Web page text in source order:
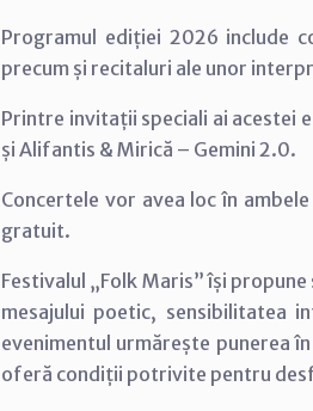
Programul ediției 2026 include
precum și recitaluri ale unor
Printre invitații speciali ai acestei
și Alifantis & Mirică – Gemini 2.0.
Concertele vor avea loc în
gratuit.
Festivalul „Folk Maris” își
mesajului poetic, sensibilitatea
evenimentul urmărește punerea
oferă condiții potrivite pentru